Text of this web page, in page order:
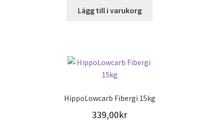
Lägg till i varukorg
HippoLowcarb Fibergi 15kg
339,00kr